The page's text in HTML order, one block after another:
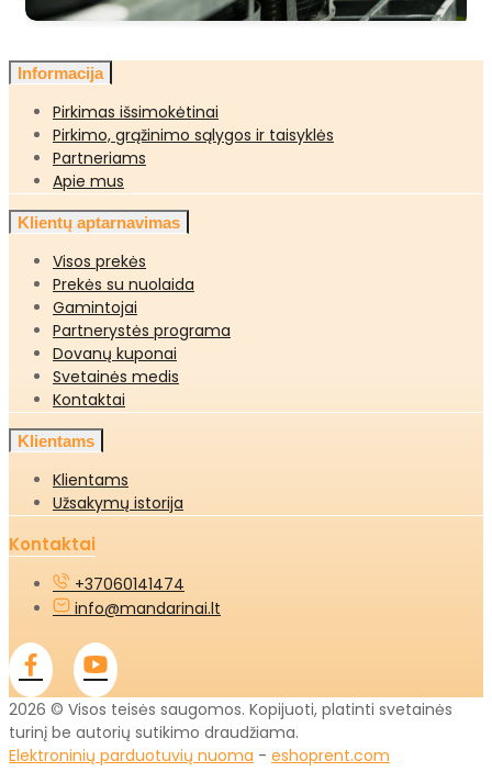
Informacija
Pirkimas išsimokėtinai
Pirkimo, grąžinimo sąlygos ir taisyklės
Partneriams
Apie mus
Klientų aptarnavimas
Visos prekės
Prekės su nuolaida
Gamintojai
Partnerystės programa
Dovanų kuponai
Svetainės medis
Kontaktai
Klientams
Klientams
Užsakymų istorija
Kontaktai
+37060141474
info@mandarinai.lt
2026 © Visos teisės saugomos. Kopijuoti, platinti svetainės
turinį be autorių sutikimo draudžiama.
Elektroninių parduotuvių nuoma - eshoprent.com